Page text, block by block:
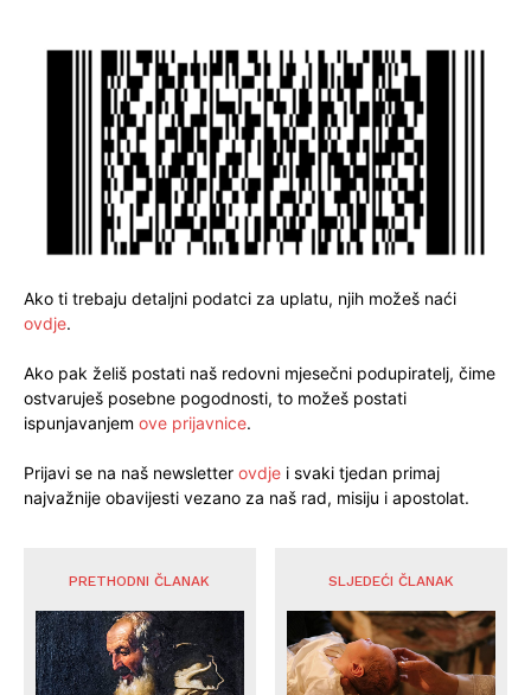
Ako ti trebaju detaljni podatci za uplatu, njih možeš naći
ovdje.
Ako pak želiš postati naš redovni mjesečni podupiratelj, čime
ostvaruješ posebne pogodnosti, to možeš postati
ispunjavanjem ove prijavnice.
Prijavi se na naš newsletter ovdje i svaki tjedan primaj
najvažnije obavijesti vezano za naš rad, misiju i apostolat.
PRETHODNI ČLANAK SLJEDEĆI ČLANAK